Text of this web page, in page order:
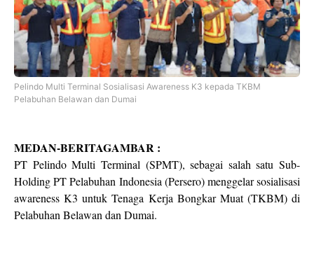
Pelindo Multi Terminal Sosialisasi Awareness K3 kepada TKBM
Pelabuhan Belawan dan Dumai
MEDAN-BERITAGAMBAR :
PT Pelindo Multi Terminal (SPMT), sebagai salah satu Sub-
Holding PT Pelabuhan Indonesia (Persero) menggelar sosialisasi
awareness K3 untuk Tenaga Kerja Bongkar Muat (TKBM) di
Pelabuhan Belawan dan Dumai.